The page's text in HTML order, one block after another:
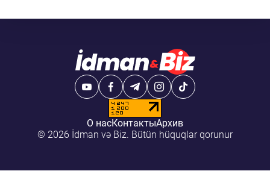
О насКонтактыАрхив
© 2026 İdman və Biz. Bütün hüquqlar qorunur